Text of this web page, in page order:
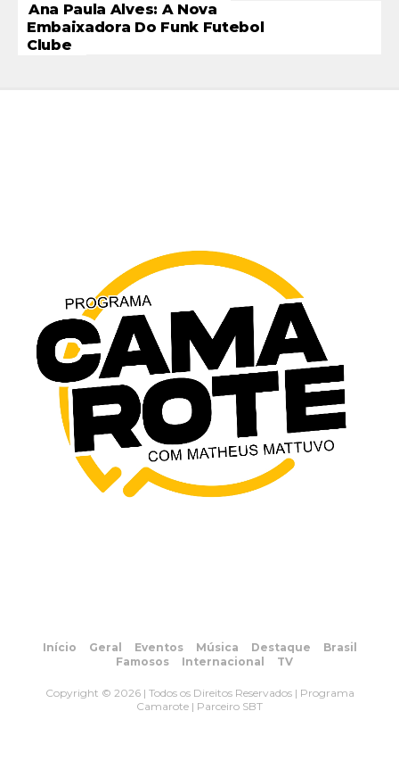
Ana Paula Alves: A Nova
Embaixadora Do Funk Futebol
Clube
Início Geral Eventos Música Destaque
Brasil
Famosos
Internacional TV
Copyright © 2026 | Todos os Direitos Reservados | Programa
Camarote | Parceiro SBT